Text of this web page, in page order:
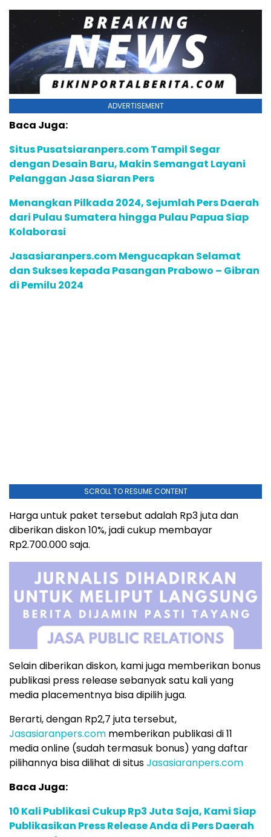
ADVERTISEMENT
Baca Juga:
Situs Pusatsiaranpers.com Tampil Segar
dengan Desain Baru, Makin Semangat Layani
Pelanggan Jasa Siaran Pers
Menangkan Pilkada 2024, Sejumlah Pers Daerah
dari Pulau Sumatera hingga Pulau Papua Siap
Kolaborasi
Jasasiaranpers.com Mengucapkan Selamat
dan Sukses kepada Pasangan Prabowo – Gibran
di Pemilu 2024
SCROLL TO RESUME CONTENT
Harga untuk paket tersebut adalah Rp3 juta dan
diberikan diskon 10%, jadi cukup membayar
Rp2.700.000 saja.
Selain diberikan diskon, kami juga memberikan bonus
publikasi press release sebanyak satu kali yang
media placementnya bisa dipilih juga.
Berarti, dengan Rp2,7 juta tersebut,
Jasasiaranpers.com memberikan publikasi di 11
media online (sudah termasuk bonus) yang daftar
pilihannya bisa dilihat di situsJasasiaranpers.com
Baca Juga:
10 Kali Publikasi Cukup Rp3 Juta Saja, Kami Siap
Publikasikan Press Release Anda di Pers Daerah